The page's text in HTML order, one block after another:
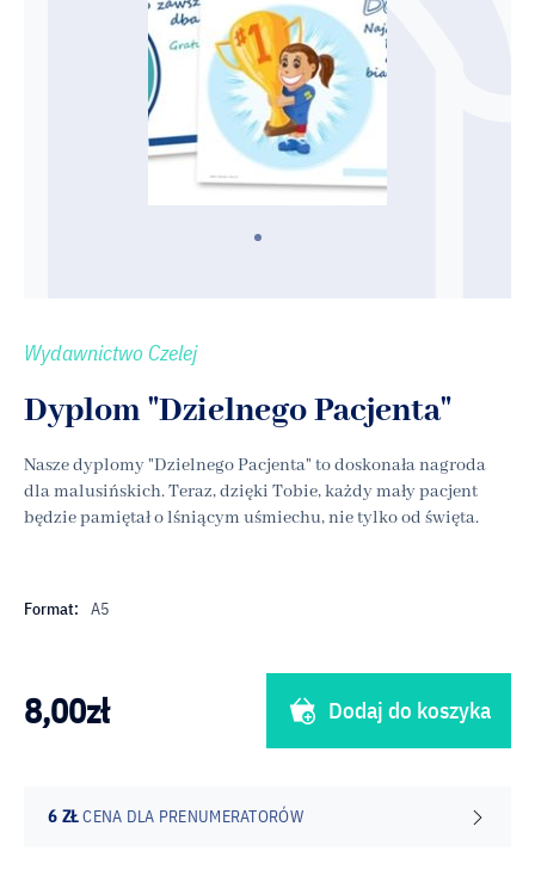
Wydawnictwo Czelej
Dyplom "Dzielnego Pacjenta"
Nasze dyplomy "Dzielnego Pacjenta" to doskonała nagroda
dla malusińskich. Teraz, dzięki Tobie, każdy mały pacjent
będzie pamiętał o lśniącym uśmiechu, nie tylko od święta.
Format: A5
8,00zł Dodaj do koszyka
6 ZŁCENA DLA PRENUMERATORÓW